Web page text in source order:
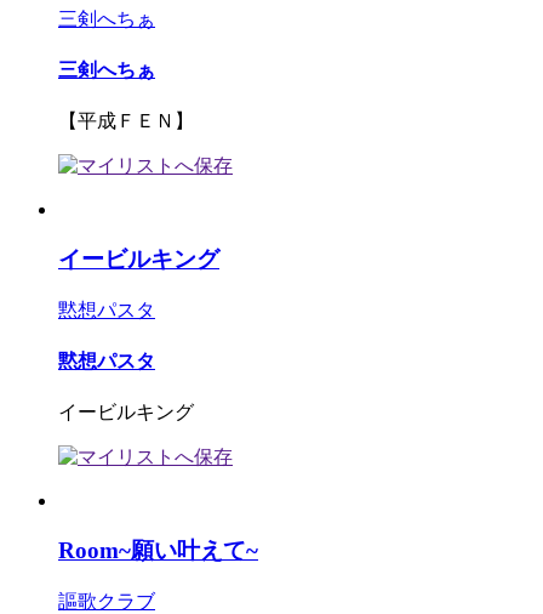
三剣へちぁ
三剣へちぁ
【平成ＦＥＮ】
イービルキング
黙想パスタ
黙想パスタ
イービルキング
Room~願い叶えて~
謳歌クラブ